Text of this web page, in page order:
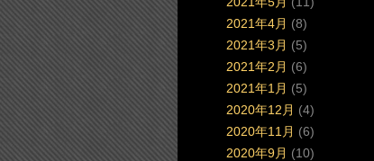
2021年4月 (8)
2021年3月 (5)
2021年2月 (6)
2021年1月 (5)
2020年12月 (4)
2020年11月 (6)
2020年9月 (10)